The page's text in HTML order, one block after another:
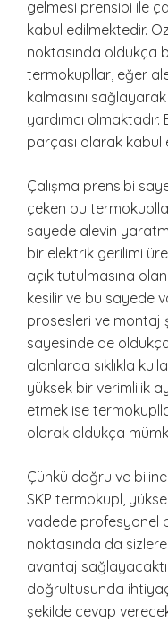
gelmesi prensibi ile
kabul edilmektedir.
noktasında oldukça
termokupllar, eğer
kalmasını
yardımcı
parçası olarak kabul
Çalışma prensibi
çeken bu
sayede alevin
bir elektrik gerilimi
açık tutulmasına
kesilir ve bu sayede
prosesleri ve montaj
sayesinde de
alanlarda sıklıkla
yüksek bir verimlilik
etmek ise
olarak oldukça
Çünkü doğru ve
SKP termokupl,
vadede profesyonel
noktasında da
avantaj
doğrultusunda
şekilde cevap